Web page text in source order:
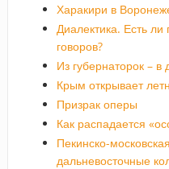
Харакири в
Диалектика. Есть
говоров?
Из губернаторок – в
Крым открывает
Призрак оперы
Как распадается
Пекинско-
дальневосточные